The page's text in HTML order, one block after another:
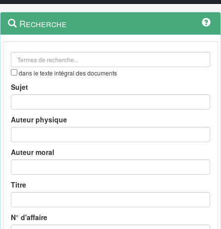
Navigation
outils
Menu
contextuel
Recherche
dans le texte intégral des documents
Sujet
Auteur physique
Auteur moral
Titre
N° d'affaire